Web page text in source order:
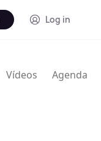
Log in
Vídeos Agenda